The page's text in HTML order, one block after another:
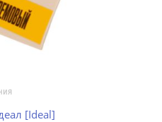
[Ideal]